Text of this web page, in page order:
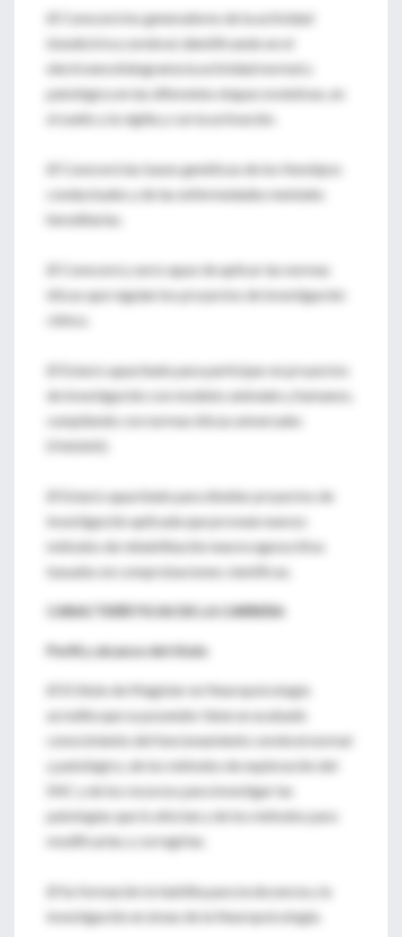
Ø Conocerá los generadores de la actividad
bioeléctrica cerebral, identificando en el
electroencefalograma la actividad normal y
patológica en las diferentes etapas evolutivas, en
el sueño y la vigilia y con la activación.
Ø Conocerá las bases genéticas de los fenotipos
conductuales y de las enfermedades mentales
hereditarias.
Ø Conocerá y será capaz de aplicar las normas
éticas que regulan los proyectos de investigación
clínica.
Ø Estará capacitado para participar en proyectos
de investigación con modelos animales y humanos,
cumpliendo con normas éticas universales
(Helsinki).
Ø Estará capacitado para diseñar proyectos de
investigación aplicada que provean nuevos
métodos de rehabilitación neurocognoscitiva
basados en comprobaciones científicas.
CARACTERÍSTICAS DE LA CARRERA
Perfil y alcance del título
Ø El título de Magister en Neuropsicología
acredita que su poseedor tiene un acabado
conocimiento del funcionamiento cerebral normal
y patológico, de los métodos de exploración del
SNC y de los recursos para investigar las
patologías que lo afectan y de los métodos para
modificarlas y corregirlas.
Ø Su formación lo habilita para la docencia y la
investigación en áreas de la Neuropsicología.